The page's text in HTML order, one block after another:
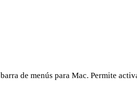
de menús para Mac. Permite